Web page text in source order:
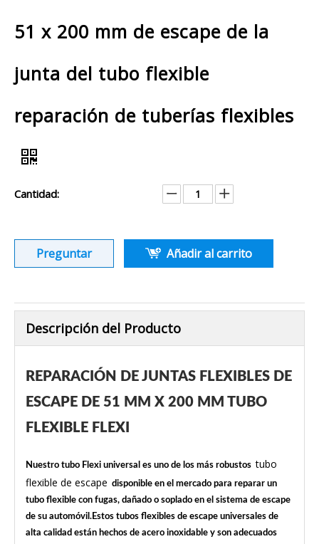
51 x 200 mm de escape de la
junta del tubo flexible
reparación de tuberías flexibles
Cantidad:
Preguntar Añadir al carrito
Descripción del Producto
REPARACIÓN DE JUNTAS FLEXIBLES DE
ESCAPE DE 51 MM X 200 MM TUBO
FLEXIBLE FLEXI
Nuestro tubo Flexi universal es uno de los más robustostubo
flexible de escape disponible en el mercado para reparar un
tubo flexible con fugas, dañado o soplado en el sistema de escape
de su automóvil.Estos tubos flexibles de escape universales de
alta calidad están hechos de acero inoxidable y son adecuados